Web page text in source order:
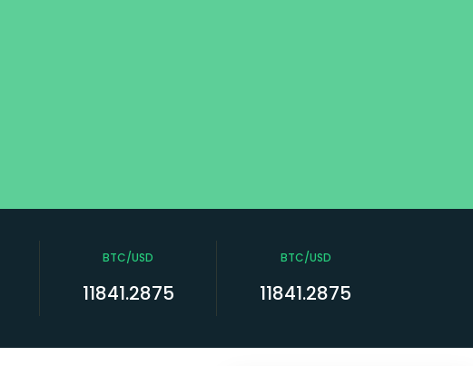
BTC/USD
11841.2875
BTC/USD
11841.2875